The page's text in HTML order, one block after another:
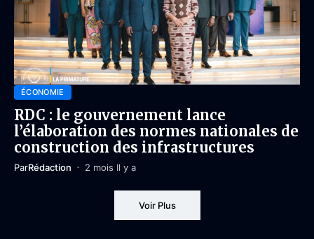
ÉCONOMIE
RDC : le gouvernement lance
l’élaboration des normes nationales de
construction des infrastructures
ParRédaction 2 mois Il y a
Voir Plus